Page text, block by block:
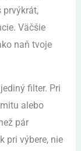
prvýkrát,
Väčšie
naň tvoje
filter. Pri
alebo
pár
pri výbere, nie